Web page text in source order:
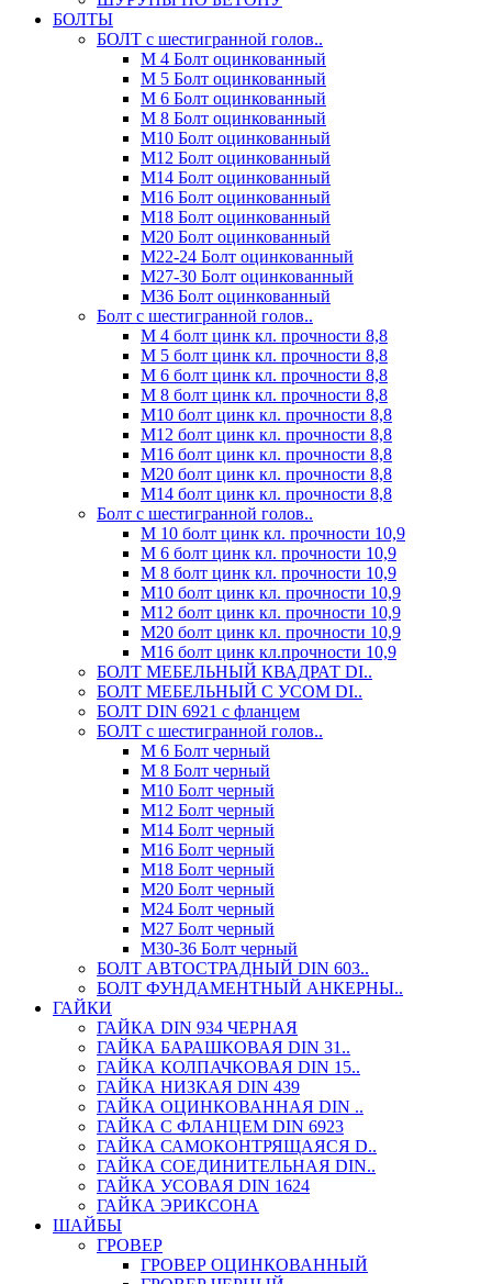
БОЛТЫ
БОЛТ с шестигранной голов..
М 4 Болт оцинкованный
М 5 Болт оцинкованный
М 6 Болт оцинкованный
М 8 Болт оцинкованный
М10 Болт оцинкованный
М12 Болт оцинкованный
М14 Болт оцинкованный
М16 Болт оцинкованный
М18 Болт оцинкованный
М20 Болт оцинкованный
М22-24 Болт оцинкованный
М27-30 Болт оцинкованный
М36 Болт оцинкованный
Болт с шестигранной голов..
М 4 болт цинк кл. прочности 8,8
М 5 болт цинк кл. прочности 8,8
М 6 болт цинк кл. прочности 8,8
М 8 болт цинк кл. прочности 8,8
М10 болт цинк кл. прочности 8,8
М12 болт цинк кл. прочности 8,8
М16 болт цинк кл. прочности 8,8
М20 болт цинк кл. прочности 8,8
М14 болт цинк кл. прочности 8,8
Болт с шестигранной голов..
М 10 болт цинк кл. прочности 10,9
М 6 болт цинк кл. прочности 10,9
М 8 болт цинк кл. прочности 10,9
М10 болт цинк кл. прочности 10,9
М12 болт цинк кл. прочности 10,9
М20 болт цинк кл. прочности 10,9
М16 болт цинк кл.прочности 10,9
БОЛТ МЕБЕЛЬНЫЙ КВАДРАТ DI..
БОЛТ МЕБЕЛЬНЫЙ С УСОМ DI..
БОЛТ DIN 6921 c фланцем
БОЛТ с шестигранной голов..
М 6 Болт черный
М 8 Болт черный
М10 Болт черный
М12 Болт черный
М14 Болт черный
М16 Болт черный
М18 Болт черный
М20 Болт черный
М24 Болт черный
М27 Болт черный
М30-36 Болт черный
БОЛТ АВТОСТРАДНЫЙ DIN 603..
БОЛТ ФУНДАМЕНТНЫЙ АНКЕРНЫ..
ГАЙКИ
ГАЙКА DIN 934 ЧЕРНАЯ
ГАЙКА БАРАШКОВАЯ DIN 31..
ГАЙКА КОЛПАЧКОВАЯ DIN 15..
ГАЙКА НИЗКАЯ DIN 439
ГАЙКА ОЦИНКОВАННАЯ DIN ..
ГАЙКА С ФЛАНЦЕМ DIN 6923
ГАЙКА САМОКОНТРЯЩАЯСЯ D..
ГАЙКА СОЕДИНИТЕЛЬНАЯ DIN..
ГАЙКА УСОВАЯ DIN 1624
ГАЙКА ЭРИКСОНА
ШАЙБЫ
ГРОВЕР
ГРОВЕР ОЦИНКОВАННЫЙ